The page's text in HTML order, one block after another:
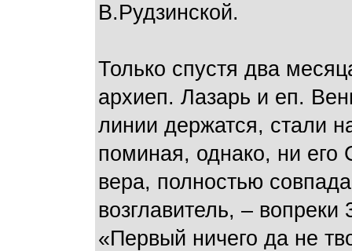
В.Рудзинской.
Только спустя два
архиеп. Лазарь и еп.
линии держатся, стали
поминая, однако, ни
вера, полностью
возглавитель, –
«Первый ничего да не